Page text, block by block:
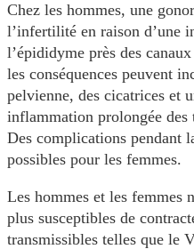
Chez les hommes, une
l’infertilité en raison d’une
l’épididyme près des
les conséquences peuvent
pelvienne, des cicatrices et
inflammation prolongée des
Des complications pendant
possibles pour les femmes.
Les hommes et les femmes
plus susceptibles de
transmissibles telles que le